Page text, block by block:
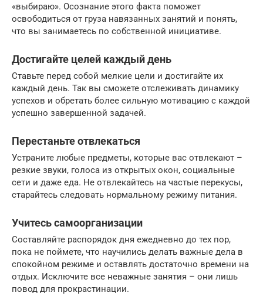
«выбираю». Осознание этого факта поможет
освободиться от груза навязанных занятий и понять,
что вы занимаетесь по собственной инициативе.
Достигайте целей каждый день
Ставьте перед собой мелкие цели и достигайте их
каждый день. Так вы сможете отслеживать динамику
успехов и обретать более сильную мотивацию с каждой
успешно завершенной задачей.
Перестаньте отвлекаться
Устраните любые предметы, которые вас отвлекают –
резкие звуки, голоса из открытых окон, социальные
сети и даже еда. Не отвлекайтесь на частые перекусы,
старайтесь следовать нормальному режиму питания.
Учитесь самоорганизации
Составляйте распорядок дня ежедневно до тех пор,
пока не поймете, что научились делать важные дела в
спокойном режиме и оставлять достаточно времени на
отдых. Исключите все неважные занятия – они лишь
повод для прокрастинации.